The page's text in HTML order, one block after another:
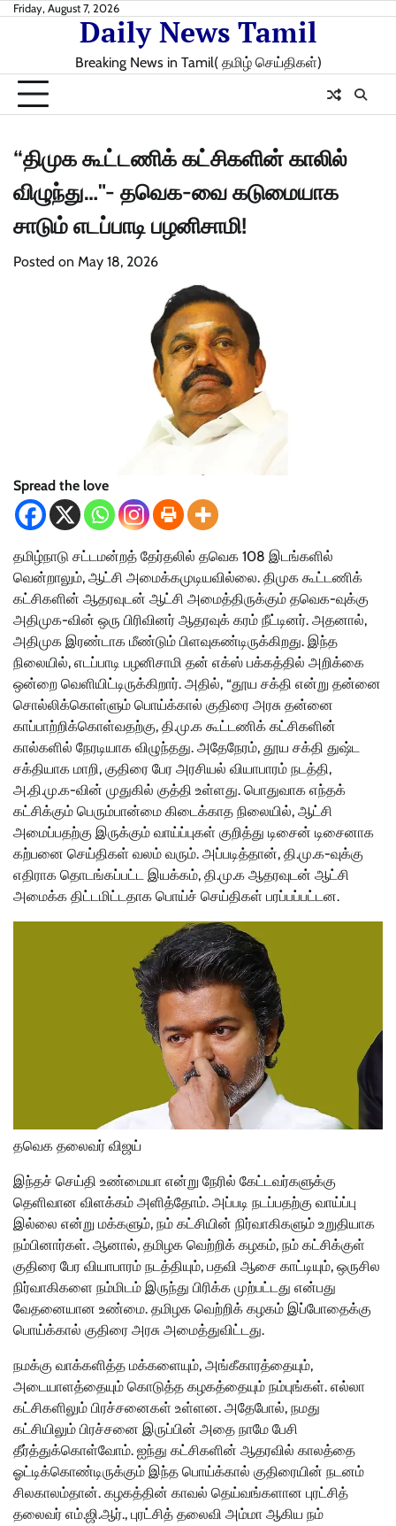
SkipFriday, August 7, 2026
Daily News Tamil
Breaking News in Tamil( தமிழ் செய்திகள்)
“திமுக கூட்டணிக் கட்சிகளின் காலில்
விழுந்து…"- தவெக-வை கடுமையாக
சாடும் எடப்பாடி பழனிசாமி!
Posted on May 18, 2026
Spread the love
தமிழ்நாடு சட்டமன்றத் தேர்தலில் தவெக 108 இடங்களில்
வென்றாலும், ஆட்சி அமைக்கமுடியவில்லை. திமுக கூட்டணிக்
கட்சிகளின் ஆதரவுடன் ஆட்சி அமைத்திருக்கும் தவெக-வுக்கு
அதிமுக-வின் ஒரு பிரிவினர் ஆதரவுக் கரம் நீட்டினர். அதனால்,
அதிமுக இரண்டாக மீண்டும் பிளவுகண்டிருக்கிறது. இந்த
நிலையில், எடப்பாடி பழனிசாமி தன் எக்ஸ் பக்கத்தில் அறிக்கை
ஒன்றை வெளியிட்டிருக்கிறார். அதில், “தூய சக்தி என்று தன்னை
சொல்லிக்கொள்ளும் பொய்க்கால் குதிரை அரசு தன்னை
காப்பாற்றிக்கொள்வதற்கு, தி.மு.க கூட்டணிக் கட்சிகளின்
கால்களில் நேரடியாக விழுந்தது. அதேநேரம், தூய சக்தி துஷ்ட
சக்தியாக மாறி, குதிரை பேர அரசியல் வியாபாரம் நடத்தி,
அ.தி.மு.க-வின் முதுகில் குத்தி உள்ளது. பொதுவாக எந்தக்
கட்சிக்கும் பெரும்பான்மை கிடைக்காத நிலையில், ஆட்சி
அமைப்பதற்கு இருக்கும் வாய்ப்புகள் குறித்து டிசைன் டிசைனாக
கற்பனை செய்திகள் வலம் வரும். அப்படித்தான், தி.மு.க-வுக்கு
எதிராக தொடங்கப்பட்ட இயக்கம், தி.மு.க ஆதரவுடன் ஆட்சி
அமைக்க திட்டமிட்டதாக பொய்ச் செய்திகள் பரப்பப்பட்டன.
தவெக தலைவர் விஜய்
இந்தச் செய்தி உண்மையா என்று நேரில் கேட்டவர்களுக்கு
தெளிவான விளக்கம் அளித்தோம். அப்படி நடப்பதற்கு வாய்ப்பு
இல்லை என்று மக்களும், நம் கட்சியின் நிர்வாகிகளும் உறுதியாக
நம்பினார்கள். ஆனால், தமிழக வெற்றிக் கழகம், நம் கட்சிக்குள்
குதிரை பேர வியாபாரம் நடத்தியும், பதவி ஆசை காட்டியும், ஒருசில
நிர்வாகிகளை நம்மிடம் இருந்து பிரிக்க முற்பட்டது என்பது
வேதனையான உண்மை. தமிழக வெற்றிக் கழகம் இப்போதைக்கு
பொய்க்கால் குதிரை அரசு அமைத்துவிட்டது.
நமக்கு வாக்களித்த மக்களையும், அங்கீகாரத்தையும்,
அடையாளத்தையும் கொடுத்த கழகத்தையும் நம்புங்கள். எல்லா
கட்சிகளிலும் பிரச்சனைகள் உள்ளன. அதேபோல், நமது
கட்சியிலும் பிரச்சனை இருப்பின் அதை நாமே பேசி
தீர்த்துக்கொள்வோம். ஐந்து கட்சிகளின் ஆதரவில் காலத்தை
ஓட்டிக்கொண்டிருக்கும் இந்த பொய்க்கால் குதிரையின் நடனம்
சிலகாலம்தான். கழகத்தின் காவல் தெய்வங்களான புரட்சித்
தலைவர் எம்.ஜி.ஆர்., புரட்சித் தலைவி அம்மா ஆகிய நம்